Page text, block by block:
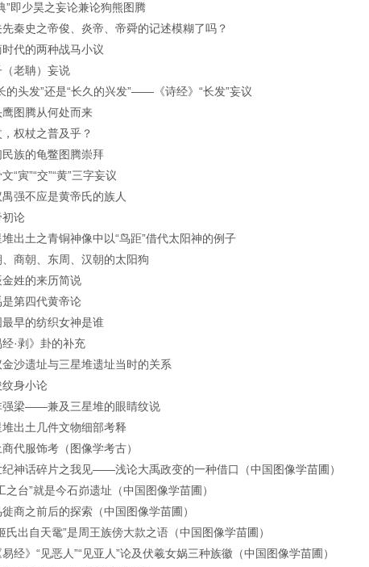
”即少昊之妄论兼论狗熊图腾
秦史之帝俊、炎帝、帝舜的记述模糊了吗？
时代的两种战马小议
（老聃）妄说
的头发”还是“长久的兴发”——《诗经》“长发”妄议
鹰图腾从何处而来
权杖之普及乎？
民族的龟鳖图腾崇拜
“寅”“交”“黄”三字妄议
强不应是黄帝氏的族人
初论
堆出土之青铜神像中以“鸟距”借代太阳神的例子
、商朝、东周、汉朝的太阳狗
金姓的来历简说
是第四代黄帝论
最早的纺织女神是谁
经·剥》卦的补充
沙遗址与三星堆遗址当时的关系
纹身小论
强梁——兼及三星堆的眼睛纹说
堆出土几件文物细部考释
代服饰考（图像学考古）
纪神话碎片之我见——浅论大禹政变的一种借口
（中国图像学苗圃）
之台”就是今石峁遗址 （中国图像学苗圃）
徙商之前后的探索 （中国图像学苗圃）
氏出自天鼋”是周王族傍大款之语 （中国图像学苗圃）
易经》“见恶人”“见亚人”论及伏羲女娲三种族徽 （中国图像学苗圃）